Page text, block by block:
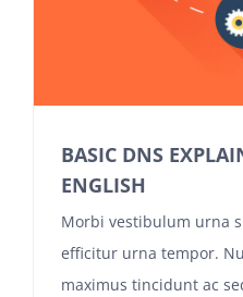
BASIC DNS
ENGLISH
Morbi vestibulum urna
efficitur urna tempor.
maximus tincidunt ac